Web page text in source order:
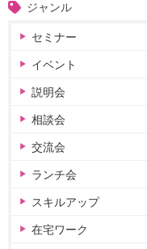
ジャンル
セミナー
イベント
説明会
相談会
交流会
ランチ会
スキルアップ
在宅ワーク